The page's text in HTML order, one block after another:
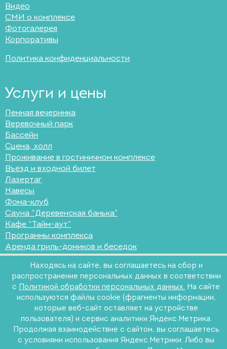
Видео
СМИ о комплексе
Фотогалерея
Корпоративы
Политика конфиденциальности
Услуги и цены
Пенная вечеринка
Веревочный парк
Бассейн
Сцена, холл
Проживание в гостиничном комплексе
Въезд и входной билет
Лазертаг
Навесы
Фома-клуб
Сауна “Деревенская банька”
Кафе “Тайм-аут”
Программы комплекса
Аренда гриль-домиков и беседок
Находясь на сайте, вы соглашаетесь на сбор и
распространение персональных данных в соответствии
с Политикой обработки персональных данных. На сайте
используются файлы cookie (фрагменты информации,
которые веб-сайт оставляет на устройстве
пользователя) и сервис аналитики Яндекс.Метрика.
Продолжая взаимодействие с сайтом, вы соглашаетесь
с условиями использования Яндекс.Метрики. Либо вы